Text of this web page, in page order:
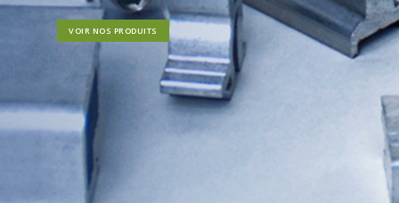
VOIR NOS PRODUITS